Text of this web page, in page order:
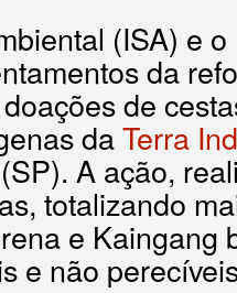
(ISA) e
da
de
daTerra
A ação,
totalizando
e Kaingang
e não